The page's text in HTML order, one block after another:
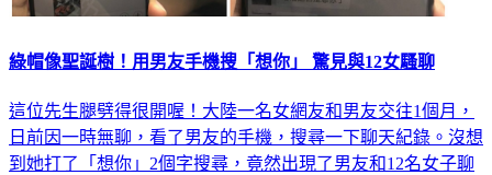
綠帽像聖誕樹！用男友手機搜「想你」 驚見與12女騷聊
這位先生腿劈得很開喔！大陸一名女網友和男友交往1個月，
日前因一時無聊，看了男友的手機，搜尋一下聊天紀錄。沒想
到她打了「想你」2個字搜尋，竟然出現了男友和12名女子聊